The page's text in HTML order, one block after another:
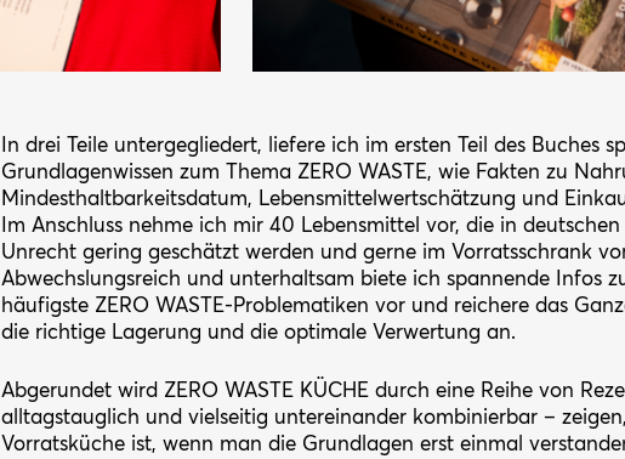
In drei Teile untergegliedert, liefere ich im ersten Teil des Buches
Grundlagenwissen zum Thema ZERO WASTE, wie Fakten zu
Mindesthaltbarkeitsdatum, Lebensmittelwertschätzung und
Im Anschluss nehme ich mir 40 Lebensmittel vor, die in
Unrecht gering geschätzt werden und gerne im Vorratsschrank
Abwechslungsreich und unterhaltsam biete ich spannende Infos
häufigste ZERO WASTE-Problematiken vor und reichere das
die richtige Lagerung und die optimale Verwertung an.
Abgerundet wird ZERO WASTE KÜCHE durch eine Reihe von
alltagstauglich und vielseitig untereinander kombinierbar –
Vorratsküche ist, wenn man die Grundlagen erst einmal